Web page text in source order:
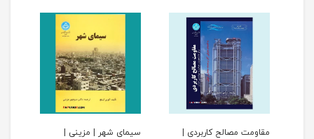
مقاومت مصالح کاربردی |
سیمای شهر | مزینی |